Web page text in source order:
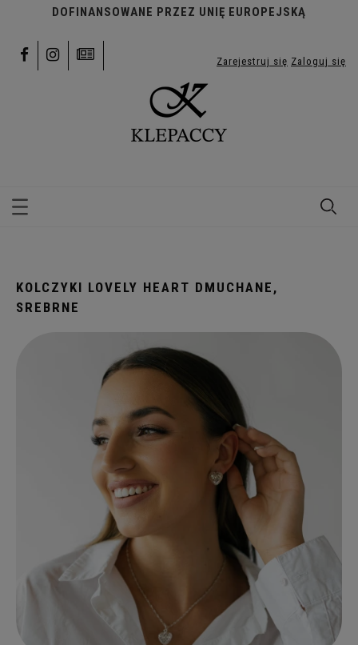
Zarejestruj się Zaloguj się
KOLCZYKI LOVELY HEART DMUCHANE,
SREBRNE
DOFINANSOWANE PRZEZ UNIĘ EUROPEJSKĄ